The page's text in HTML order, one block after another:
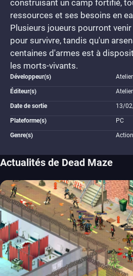
construisant un camp fortifié,
ressources et ses besoins en
Plusieurs joueurs pourront
pour survivre, tandis qu'un
centaines d'armes est à
les morts-vivants.
Développeur(s)
Éditeur(s)
Date de sortie 13/
Plateforme(s) PC
Genre(s)
Actualités de Dead Maze